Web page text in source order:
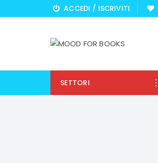
al
ACCEDI / ISCRIVITI
SETTORI